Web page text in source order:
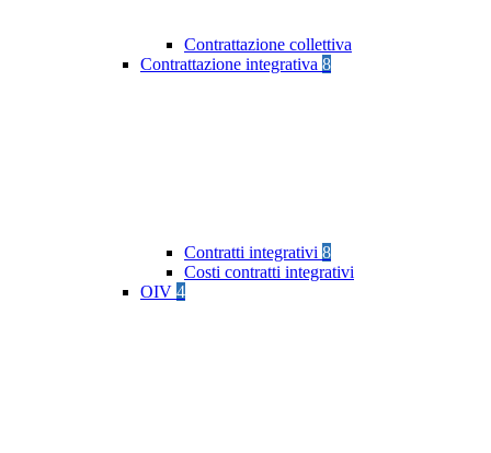
Contrattazione collettiva
Contrattazione integrativa 8
Contratti integrativi 8
Costi contratti integrativi
OIV 4